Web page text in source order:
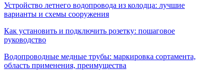
Устройство летнего водопровода из колодца: лучшие
варианты и схемы сооружения
Как установить и подключить розетку: пошаговое
руководство
Водопроводные медные трубы: маркировка сортамента,
область применения, преимущества